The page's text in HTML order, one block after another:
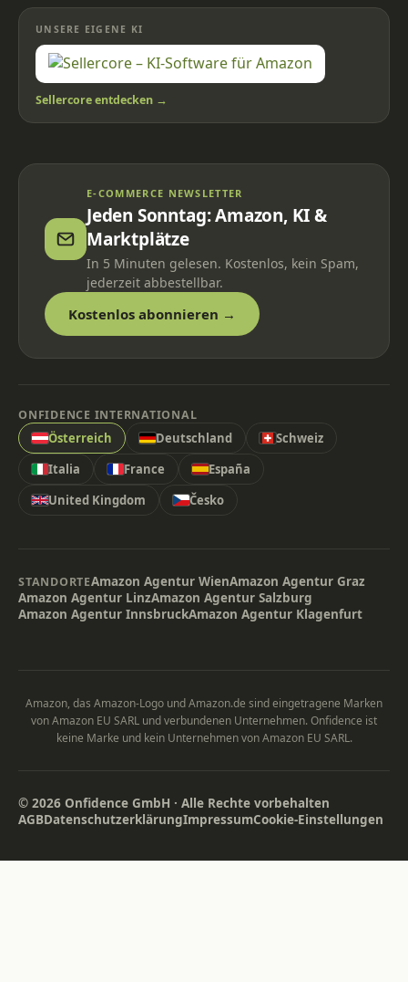
UNSERE EIGENE KI
Sellercore entdecken →
E-COMMERCE NEWSLETTER
Jeden Sonntag: Amazon, KI &
Marktplätze
In 5 Minuten gelesen. Kostenlos, kein Spam,
jederzeit abbestellbar.
Kostenlos abonnieren →
ONFIDENCE INTERNATIONAL
Österreich Deutschland
Schweiz
Italia
France
España
United Kingdom
Česko
STANDORTEAmazon Agentur WienAmazon Agentur Graz
Amazon Agentur LinzAmazon Agentur Salzburg
Amazon Agentur InnsbruckAmazon Agentur Klagenfurt
Amazon, das Amazon-Logo und Amazon.de sind eingetragene Marken
von Amazon EU SARL und verbundenen Unternehmen. Onfidence ist
keine Marke und kein Unternehmen von Amazon EU SARL.
© 2026 Onfidence GmbH · Alle Rechte vorbehalten
AGBDatenschutzerklärungImpressumCookie-Einstellungen